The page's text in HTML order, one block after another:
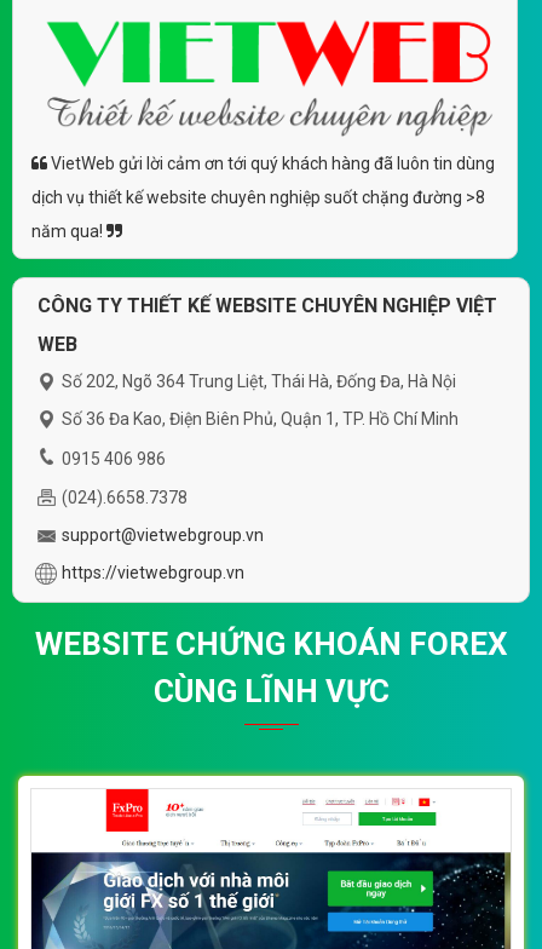
VietWeb gửi lời cảm ơn tới quý khách hàng đã luôn tin dùng
dịch vụ thiết kế website chuyên nghiệp suốt chặng đường >8
năm qua!
CÔNG TY THIẾT KẾ WEBSITE CHUYÊN NGHIỆP VIỆT
WEB
Số 202, Ngõ 364 Trung Liệt, Thái Hà, Đống Đa, Hà Nội
Số 36 Đa Kao, Điện Biên Phủ, Quận 1, TP. Hồ Chí Minh
0915 406 986
(024).6658.7378
support@vietwebgroup.vn
https://vietwebgroup.vn
WEBSITE CHỨNG KHOÁN FOREX
CÙNG LĨNH VỰC